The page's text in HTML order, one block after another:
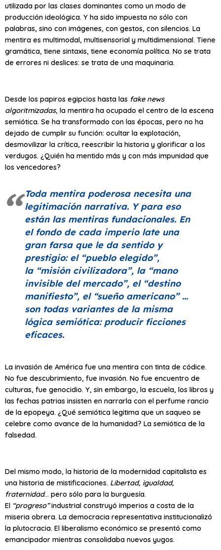
utilizada por las clases dominantes como un modo de
producción ideológica. Y ha sido impuesta no sólo con
palabras, sino con imágenes, con gestos, con silencios. La
mentira es multimodal, multisensorial y multidimensional. Tiene
gramática, tiene sintaxis, tiene economía política. No se trata
de errores ni deslices: se trata de una maquinaria.
Desde los papiros egipcios hasta las fake news
algoritmizadas, la mentira ha ocupado el centro de la escena
semiótica. Se ha transformado con las épocas, pero no ha
dejado de cumplir su función: ocultar la explotación,
desmovilizar la crítica, reescribir la historia y glorificar a los
verdugos. ¿Quién ha mentido más y con más impunidad que
los vencedores?
Toda mentira poderosa necesita una
legitimación narrativa. Y para eso
están las mentiras fundacionales. En
el fondo de cada imperio late una
gran farsa que le da sentido y
prestigio: el “pueblo elegido”,
la “misión civilizadora”, la “mano
invisible del mercado”, el “destino
manifiesto”, el “sueño americano”…
son todas variantes de la misma
lógica semiótica: producir ficciones
eficaces.
La invasión de América fue una mentira con tinta de códice.
No fue descubrimiento, fue invasión. No fue encuentro de
culturas, fue genocidio. Y, sin embargo, la escuela, los libros y
las fechas patrias insisten en narrarla con el perfume rancio
de la epopeya. ¿Qué semiótica legitima que un saqueo se
celebre como avance de la humanidad? La semiótica de la
falsedad.
Del mismo modo, la historia de la modernidad capitalista es
una historia de mistificaciones. Libertad, igualdad,
fraternidad… pero sólo para la burguesía.
El “progreso”industrial construyó imperios a costa de la
miseria obrera. La democracia representativa institucionalizó
la plutocracia. El liberalismo económico se presentó como
emancipador mientras consolidaba nuevos yugos.